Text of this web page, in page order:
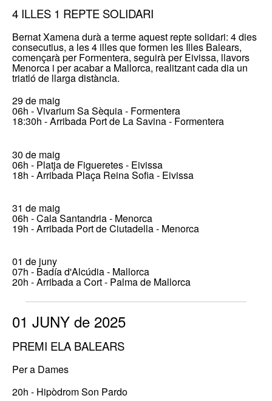
4 ILLES 1 REPTE SOLIDARI
Bernat Xamena durà a terme aquest repte solidari: 4 dies
consecutius, a les 4 illes que formen les Illes Balears,
començarà per Formentera, seguirà per Eivissa, llavors
Menorca i per acabar a Mallorca, realitzant cada dia un
triatló de llarga distància.
29 de maig
06h - Vivarium Sa Sèquia - Formentera
18:30h - Arribada Port de La Savina - Formentera
30 de maig
06h - Platja de Figueretes - Eivissa
18h - Arribada Plaça Reina Sofia - Eivissa
31 de maig
06h - Cala Santandria - Menorca
19h - Arribada Port de Ciutadella - Menorca
01 de juny
07h - Badía d'Alcúdia - Mallorca
20h - Arribada a Cort - Palma de Mallorca
01 JUNY de 2025
PREMI ELA BALEARS
Per a Dames
20h - Hipòdrom Son Pardo